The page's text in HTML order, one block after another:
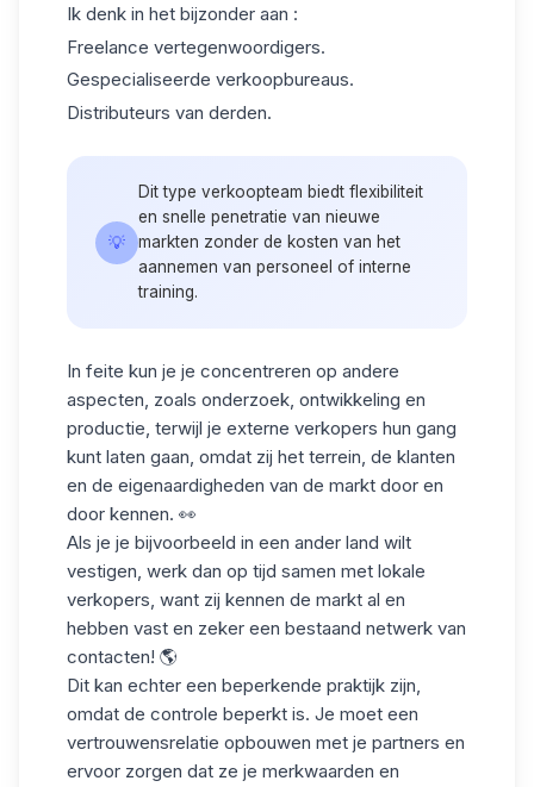
Ik denk in het bijzonder aan :
Freelance vertegenwoordigers.
Gespecialiseerde verkoopbureaus.
Distributeurs van derden.
💡
Dit type verkoopteam biedt flexibiliteit
en snelle penetratie van nieuwe
markten zonder de kosten van het
aannemen van personeel of interne
training.
In feite kun je je concentreren op andere
aspecten, zoals onderzoek, ontwikkeling en
productie, terwijl je externe verkopers hun gang
kunt laten gaan, omdat zij het terrein, de klanten
en de eigenaardigheden van de markt door en
door kennen. 👀
Als je je bijvoorbeeld in een ander land wilt
vestigen, werk dan op tijd samen met lokale
verkopers, want zij kennen de markt al en
hebben vast en zeker een bestaand netwerk van
contacten! 🌎
Dit kan echter een beperkende praktijk zijn,
omdat de controle beperkt is. Je moet een
vertrouwensrelatie opbouwen met je partners en
ervoor zorgen dat ze je merkwaarden en